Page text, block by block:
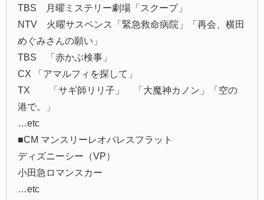
TBS 月曜ミステリー劇場「スクープ」
NTV 火曜サスペンス「緊急救命病院」「再会、横田
めぐみさんの願い」
TBS 「赤かぶ検事」
CX 「アマルフィを探して」
TX 「サギ師リリ子」 「大魔神カノン」「空の
港で。」
…etc
■CM マンスリーレオパレスフラット
ディズニーシー（VP）
小田急ロマンスカー
…etc